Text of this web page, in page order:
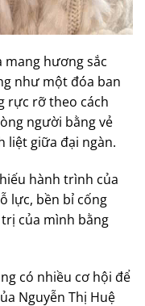
hương sắc
như một đóa ban
rực rỡ theo cách
người bằng vẻ
liệt giữa đại ngàn.
hành trình của
lực, bền bỉ cống
của mình bằng
có nhiều cơ hội để
Nguyễn Thị Huệ